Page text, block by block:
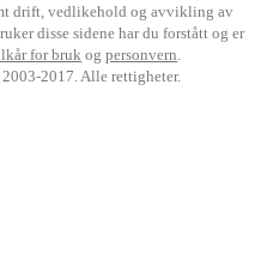
drift, vedlikehold og avvikling av
disse sidene har du forstått og er
for bruk ogpersonvern
2017. Alle rettigheter.